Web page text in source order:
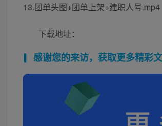
13.团单头图+团单上架+建职人号.mp4
下载地址：
感谢您的来访，获取更多精彩